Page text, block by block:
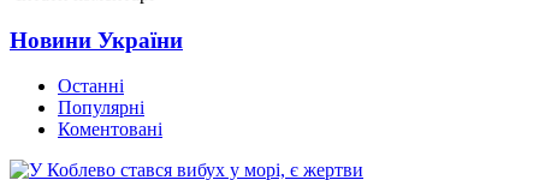
Новини України
Останні
Популярні
Коментовані